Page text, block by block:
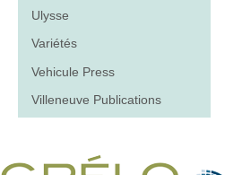
Ulysse
Variétés
Vehicule Press
Villeneuve Publications